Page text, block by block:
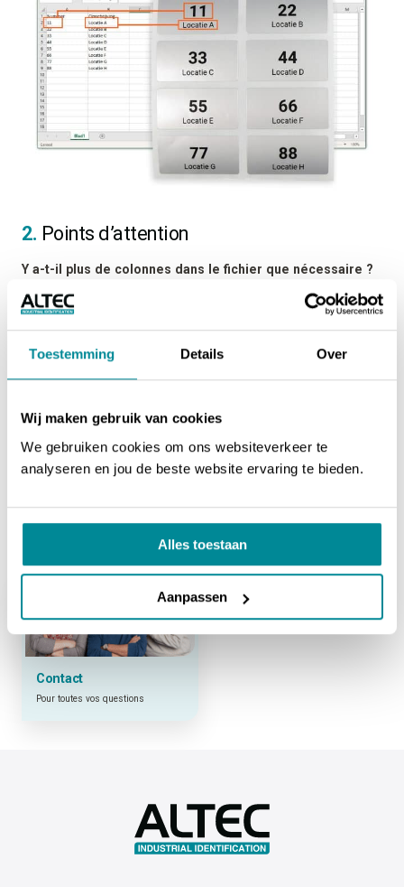
Toestemming Details Over
Wij maken gebruik van cookies
We gebruiken cookies om ons websiteverkeer te
analyseren en jou de beste website ervaring te bieden.
Alles toestaan
Aanpassen
2. Points d’attention
Y a-t-il plus de colonnes dans le fichier que nécessaire ?
Ce n’est pas un problème. Vous pouvez sélectionner
précisément les colonnes que vous souhaitez utiliser ou non.
Les styles ne sont pas nécessaires dans Excel
comme les polices, tailles de caractères ou des paramètres
tels que bold et italique dans Excel.
questions d’assistance ?
Contact
Pour toutes vos questions